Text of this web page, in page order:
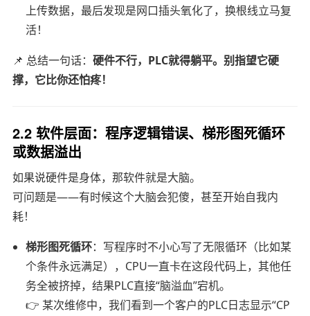
上传数据，最后发现是网口插头氧化了，换根线立马复
活！
📌 总结一句话： 硬件不行，PLC就得躺平。别指望它硬
撑，它比你还怕疼！
2.2 软件层面：程序逻辑错误、梯形图死循环
或数据溢出
如果说硬件是身体，那软件就是大脑。
可问题是——有时候这个大脑会犯傻，甚至开始自我内
耗！
梯形图死循环：写程序时不小心写了无限循环（比如某
个条件永远满足），CPU一直卡在这段代码上，其他任
务全被挤掉，结果PLC直接“脑溢血”宕机。
👉 某次维修中，我们看到一个客户的PLC日志显示“CP